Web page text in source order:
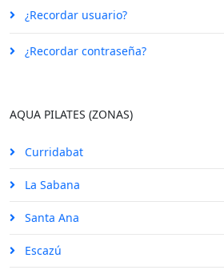
¿Recordar usuario?
¿Recordar contraseña?
AQUA PILATES (ZONAS)
Curridabat
La Sabana
Santa Ana
Escazú